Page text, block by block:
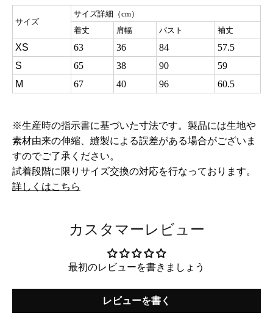
サイズ
サイズ詳細（cm）
着丈
肩幅 バスト 袖丈
XS 63 36 84
57.5
S
65 38 90
59
M
67 40 96 60.5
※生産時の指示書に基づいた寸法です。製品には生地や
素材由来の伸縮、縫製による誤差がある場合がございま
すのでご了承ください。
試着段階に限りサイズ交換の対応を行なっております。
詳しくはこちら
カスタマーレビュー
最初のレビューを書きましょう
レビューを書く